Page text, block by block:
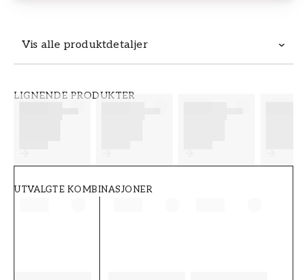
Vis alle produktdetaljer
LIGNENDE PRODUKTER
UTVALGTE KOMBINASJONER